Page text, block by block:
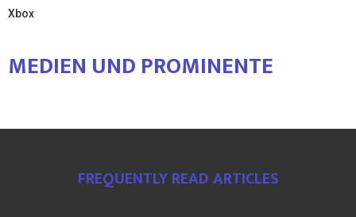
Xbox
MEDIEN UND PROMINENTE
FREQUENTLY READ ARTICLES